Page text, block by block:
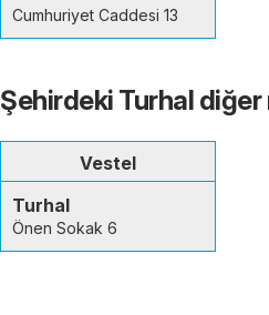
Cumhuriyet Caddesi 13
Şehirdeki Turhal
Vestel
Turhal
Önen Sokak 6